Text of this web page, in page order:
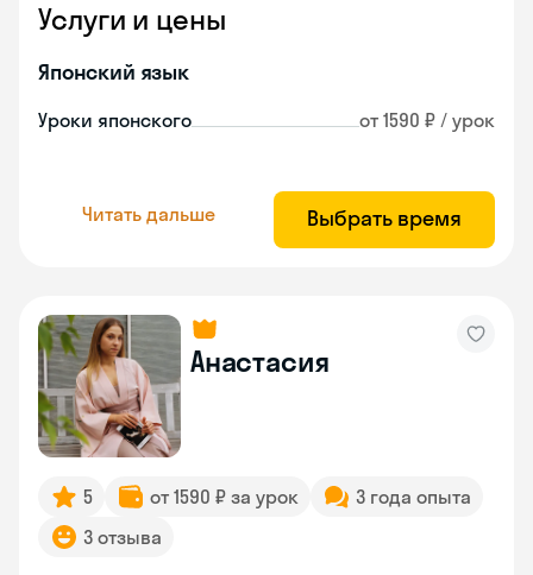
Услуги и цены
Японский язык
Уроки японского от 1590 ₽ / урок
Читать дальше Выбрать время
Анастасия
5 от 1590 ₽ за урок
3 года опыта
3 отзыва